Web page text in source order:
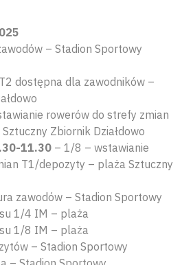
– Stadion Sportowy
dostępna dla zawodników –
rowerów do strefy zmian
Zbiornik Działdowo
11.30 – 1/8 – wstawianie
T1/depozyty – plaża Sztuczny
zawodów – Stadion Sportowy
1/4 IM – plaża
1/8 IM – plaża
– Stadion Sportowy